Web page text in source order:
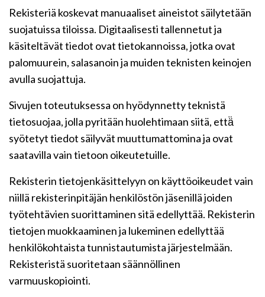
Rekisteriä koskevat manuaaliset aineistot säilytetään
suojatuissa tiloissa. Digitaalisesti tallennetut ja
käsiteltävät tiedot ovat tietokannoissa, jotka ovat
palomuurein, salasanoin ja muiden teknisten keinojen
avulla suojattuja.
Sivujen toteutuksessa on hyödynnetty teknistä
tietosuojaa, jolla pyritään huolehtimaan siitä, että̈
syötetyt tiedot säilyvät muuttumattomina ja ovat
saatavilla vain tietoon oikeutetuille.
Rekisterin tietojenkäsittelyyn on käyttöoikeudet vain
niillä rekisterinpitäjän henkilöstön jäsenillä joiden
työtehtävien suorittaminen sitä edellyttää. Rekisterin
tietojen muokkaaminen ja lukeminen edellyttää
henkilökohtaista tunnistautumista järjestelmään.
Rekisteristä suoritetaan säännöllinen
varmuuskopiointi.